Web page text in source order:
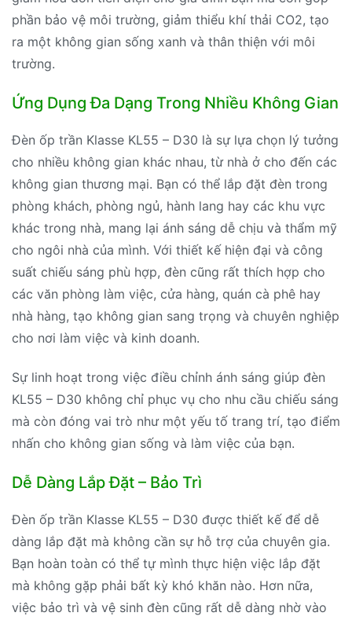
phần bảo vệ môi trường, giảm thiểu khí thải CO2, tạo
ra một không gian sống xanh và thân thiện với môi
trường.
Ứng Dụng Đa Dạng Trong Nhiều Không Gian
Đèn ốp trần Klasse KL55 – D30 là sự lựa chọn lý tưởng
cho nhiều không gian khác nhau, từ nhà ở cho đến các
không gian thương mại. Bạn có thể lắp đặt đèn trong
phòng khách, phòng ngủ, hành lang hay các khu vực
khác trong nhà, mang lại ánh sáng dễ chịu và thẩm mỹ
cho ngôi nhà của mình. Với thiết kế hiện đại và công
suất chiếu sáng phù hợp, đèn cũng rất thích hợp cho
các văn phòng làm việc, cửa hàng, quán cà phê hay
nhà hàng, tạo không gian sang trọng và chuyên nghiệp
cho nơi làm việc và kinh doanh.
Sự linh hoạt trong việc điều chỉnh ánh sáng giúp đèn
KL55 – D30 không chỉ phục vụ cho nhu cầu chiếu sáng
mà còn đóng vai trò như một yếu tố trang trí, tạo điểm
nhấn cho không gian sống và làm việc của bạn.
Dễ Dàng Lắp Đặt – Bảo Trì
Đèn ốp trần Klasse KL55 – D30 được thiết kế để dễ
dàng lắp đặt mà không cần sự hỗ trợ của chuyên gia.
Bạn hoàn toàn có thể tự mình thực hiện việc lắp đặt
mà không gặp phải bất kỳ khó khăn nào. Hơn nữa,
việc bảo trì và vệ sinh đèn cũng rất dễ dàng nhờ vào